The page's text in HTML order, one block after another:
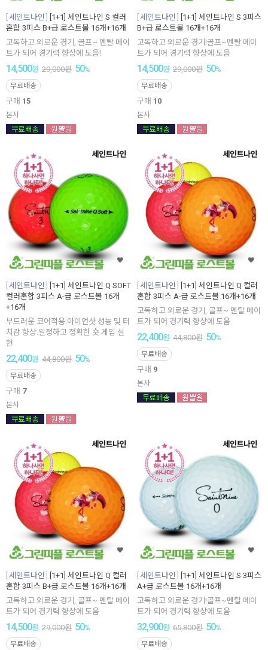
세인트나인
[1+1] 세인트나인 S 컬러
혼합 3피스 B+급 로스트볼 16개+16개
고독하고 외로운 경기, 골프~ 멘탈 메이
트가 되어 경기력 향상에 도움!
14,500원 29,000원 50%
무료배송
구매 15
본사
세인트나인
[1+1] 세인트나인 S 3피스
B+급 로스트볼 16개+16개
고독하고 외로운 경기!골프~멘탈 메이
트가 되어 경기력 향상에 도움
14,500원 29,000원 50%
무료배송
구매 10
본사
세인트나인
[1+1] 세인트나인 Q SOFT
컬러혼합 3피스 A-급 로스트볼 16개
+16개
부드러운 코어적용.아이언샷 성능 및 터
치감 향상.일정하고 정확한 숏 게임 실
현
22,400원 44,800원 50%
무료배송
구매 7
본사
세인트나인
[1+1] 세인트나인 Q 컬러
혼합 3피스 A-급 로스트볼 16개+16개
고독하고 외로운 경기, 골프~ 멘탈 메이
트가 되어 경기력 향상에 도움
22,400원 44,800원 50%
무료배송
구매 9
본사
세인트나인
[1+1] 세인트나인 Q 컬러
혼합 3피스 B+급 로스트볼 16개+16개
고독하고 외로운 경기, 골프~ 멘탈 메이
트가 되어 경기력 향상에 도움
14,500원 29,000원 50%
무료배송
세인트나인
[1+1] 세인트나인 S 3피스
A+급 로스트볼 16개+16개
고독하고 외로운 경기!골프~멘탈 메이
트가 되어 경기력 향상에 도움
32,900원 65,800원 50%
무료배송